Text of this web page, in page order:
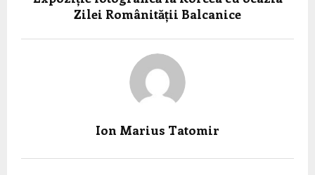
Zilei Românității Balcanice
Ion Marius Tatomir